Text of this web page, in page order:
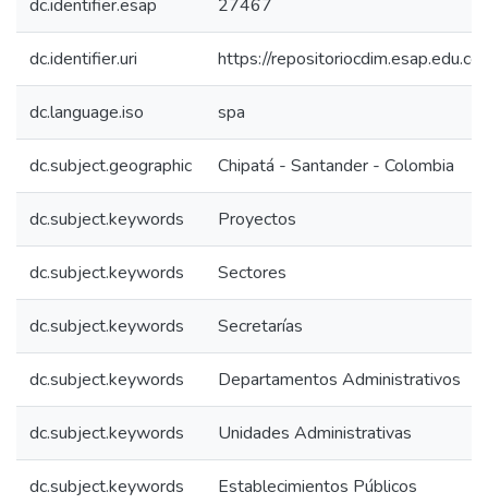
dc.identifier.esap 27467
dc.identifier.uri https://
dc.language.iso spa
dc.subject.geographic Chipatá - Santander - Colombia
dc.subject.keywords Proyectos
dc.subject.keywords Sectores
dc.subject.keywords Secretarías
dc.subject.keywords Departamentos Administrativos
dc.subject.keywords Unidades Administrativas
dc.subject.keywords Establecimientos Públicos